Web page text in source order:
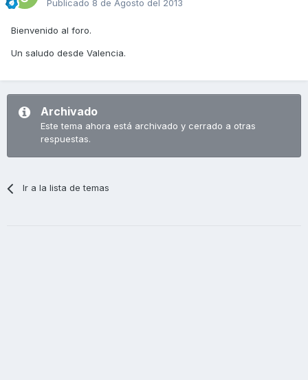
Publicado 8 de Agosto del 2013
Bienvenido al foro.
Un saludo desde Valencia.
Archivado
Este tema ahora está archivado y cerrado a otras
respuestas.
Ir a la lista de temas